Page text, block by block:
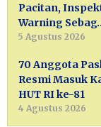
Pacitan,
Warning
5 Agustus 2026
70 Anggota
Resmi Masuk
HUT RI ke-81
4 Agustus 2026